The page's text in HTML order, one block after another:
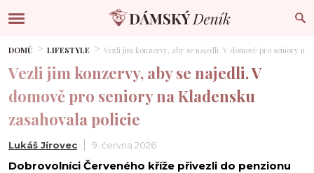
DOMŮ LIFESTYLE Vezli jim konzervy, aby se najedli. V domově pro seniory na
Vezli jim konzervy, aby se najedli. V
domově pro seniory na Kladensku
zasahovala policie
Lukáš Jírovec 9. června 2026
Dobrovolníci Červeného kříže přivezli do penzionu